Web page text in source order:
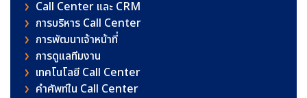
Call Center และ CRM
การบริหาร Call Center
การพัฒนาเจ้าหน้าที่
การดูแลทีมงาน
เทคโนโลยี Call Center
คําศัพท์ใน Call Center